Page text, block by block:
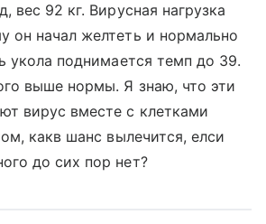
вес 92 кг. Вирусная нагрузка
он начал желтеть и нормально
укола поднимается темп до 39.
выше нормы. Я знаю, что эти
вирус вместе с клетками
какв шанс вылечится, елси
до сих пор нет?